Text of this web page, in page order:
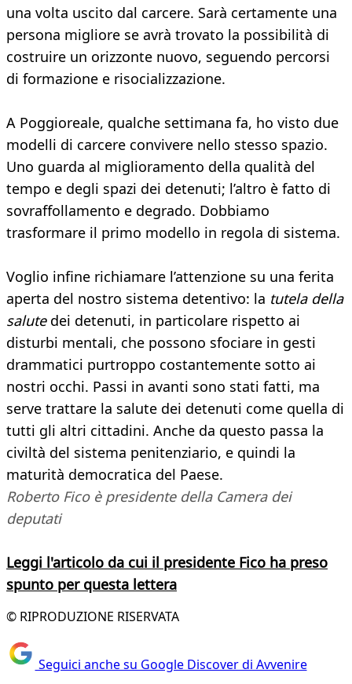
una volta uscito dal carcere. Sarà certamente una
persona migliore se avrà trovato la possibilità di
costruire un orizzonte nuovo, seguendo percorsi
di formazione e risocializzazione.
A Poggioreale, qualche settimana fa, ho visto due
modelli di carcere convivere nello stesso spazio.
Uno guarda al miglioramento della qualità del
tempo e degli spazi dei detenuti; l’altro è fatto di
sovraffollamento e degrado. Dobbiamo
trasformare il primo modello in regola di sistema.
Voglio infine richiamare l’attenzione su una ferita
aperta del nostro sistema detentivo: la tutela della
salutedei detenuti, in particolare rispetto ai
disturbi mentali, che possono sfociare in gesti
drammatici purtroppo costantemente sotto ai
nostri occhi. Passi in avanti sono stati fatti, ma
serve trattare la salute dei detenuti come quella di
tutti gli altri cittadini. Anche da questo passa la
civiltà del sistema penitenziario, e quindi la
maturità democratica del Paese.
Roberto Fico è presidente della Camera dei
deputati
Leggi l'articolo da cui il presidente Fico ha preso
spunto per questa lettera
© RIPRODUZIONE RISERVATA
Seguici anche su Google Discover di Avvenire